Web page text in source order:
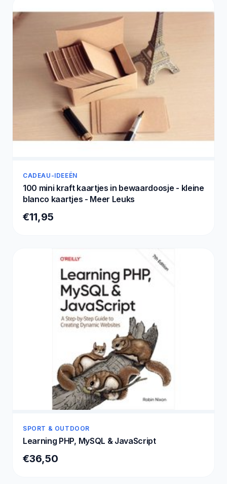
CADEAU-IDEEËN
100 mini kraft kaartjes in bewaardoosje - kleine
blanco kaartjes - Meer Leuks
€11,95
SPORT & OUTDOOR
Learning PHP, MySQL & JavaScript
€36,50